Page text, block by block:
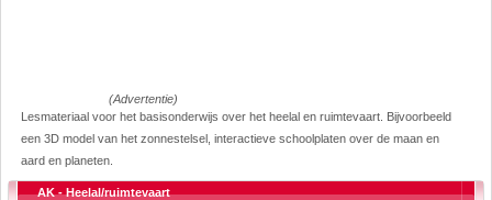
(Advertentie)
Lesmateriaal voor het basisonderwijs over het heelal en ruimtevaart. Bijvoorbeeld
een 3D model van het zonnestelsel, interactieve schoolplaten over de maan en
aard en planeten.
AK - Heelal/ruimtevaart